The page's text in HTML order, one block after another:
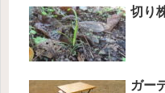
切り
ガー